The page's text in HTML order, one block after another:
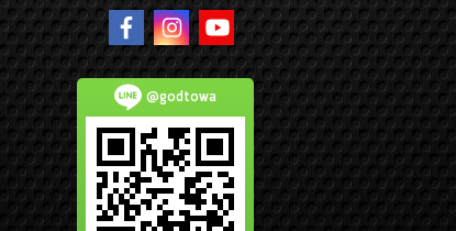
@godtowa